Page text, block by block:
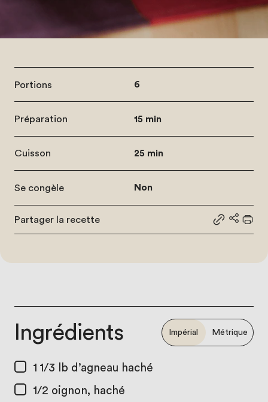
Portions 6
Préparation 15 min
Cuisson 25 min
Se congèle Non
Partager la recette
Partager
Ingrédients Impérial Métrique
1 1/3 lb d’agneau haché
1/2 oignon, haché